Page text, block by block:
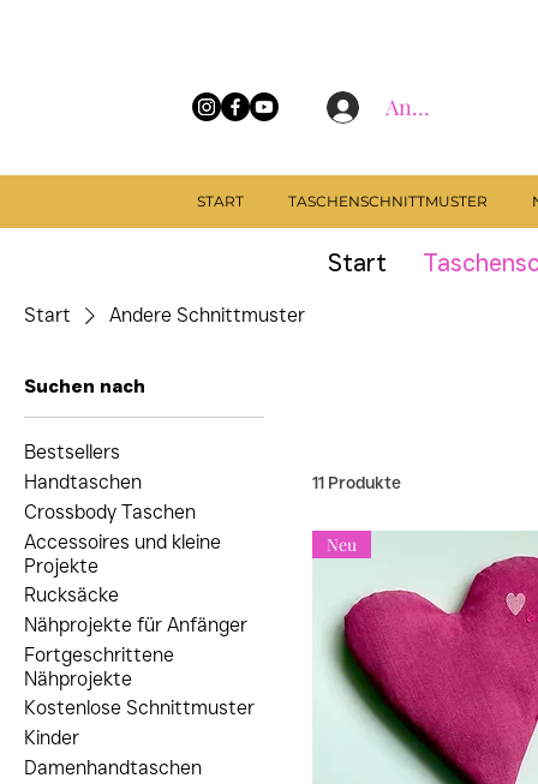
Anmelden
START TASCHENSCHNITTMUSTER
Start
Start Andere Schnittmuster
Suchen nach
Bestsellers
Handtaschen
Crossbody Taschen
Accessoires und kleine
Projekte
Rucksäcke
Nähprojekte für Anfänger
Fortgeschrittene
Nähprojekte
Kostenlose Schnittmuster
Kinder
Damenhandtaschen
11 Produkte
Neu